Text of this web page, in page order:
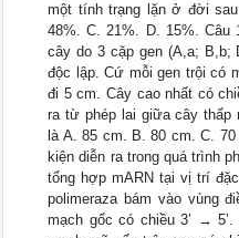
một tính trạng lặn ở đời
48%. C. 21%. D. 15%. Câu
cây do 3 cặp gen (A,a; B,b;
độc lập. Cứ mỗi gen trội có
đi 5 cm. Cây cao nhất có
ra từ phép lai giữa cây thấp
là A. 85 cm. B. 80 cm. C.
kiện diễn ra trong quá trình
tổng hợp mARN tại vị trí
polimeraza bám vào vùng
mạch gốc có chiều 3’ →